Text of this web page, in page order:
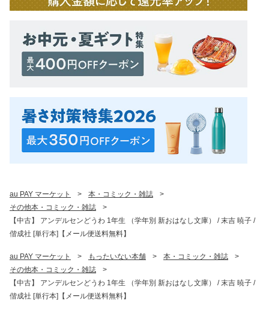
au PAY マーケット > 本・コミック・雑誌
>
その他本・コミック・雑誌
>
【中古】 アンデルセンどうわ 1年生 （学年別 新おはなし文庫） / 末吉 暁子 /
偕成社 [単行本]【メール便送料無料】
au PAY マーケット > もったいない本舗 > 本・コミック・雑誌
>
その他本・コミック・雑誌
>
【中古】 アンデルセンどうわ 1年生 （学年別 新おはなし文庫） / 末吉 暁子 /
偕成社 [単行本]【メール便送料無料】